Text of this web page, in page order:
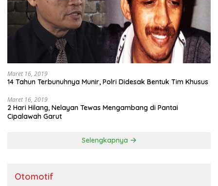
Maret 16, 2019
14 Tahun Terbunuhnya Munir, Polri Didesak Bentuk Tim Khusus
Maret 16, 2019
2 Hari Hilang, Nelayan Tewas Mengambang di Pantai
Cipalawah Garut
Selengkapnya
Otomotif